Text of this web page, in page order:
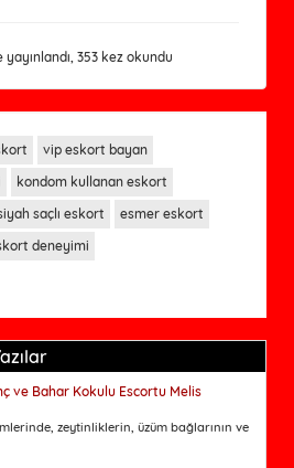
353 kez okundu
vip eskort bayan
kondom kullanan eskort
saçlı eskort
esmer eskort
deneyimi
ve Bahar Kokulu Escortu Melis
zeytinliklerin, üzüm bağlarının ve